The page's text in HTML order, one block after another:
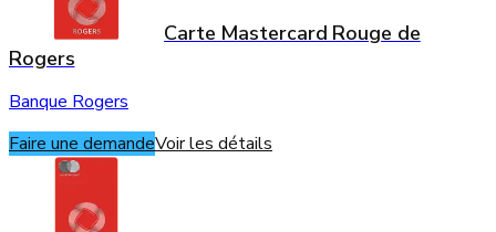
Carte Mastercard Rouge de
Rogers
Banque Rogers
Faire une demandeVoir les détails